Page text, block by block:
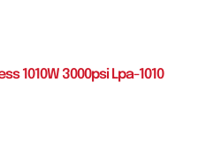
1010W 3000psi Lpa-1010